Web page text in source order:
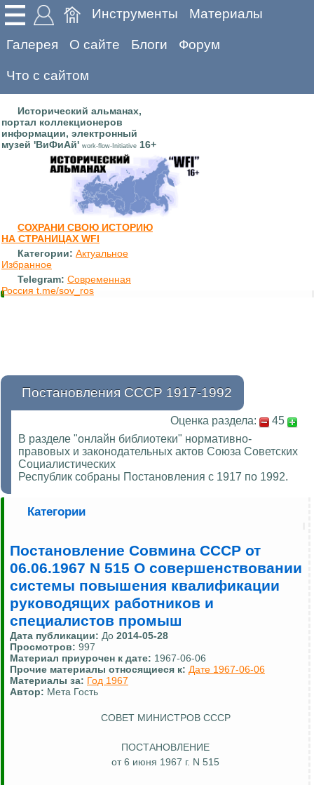
Инструменты Материалы
Галерея О сайте Блоги Форум
Что с сайтом
Исторический альманах,
портал коллекционеров
информации, электронный
музей 'ВиФиАй' work-flow-Initiative 16+
СОХРАНИ СВОЮ ИСТОРИЮ
НА СТРАНИЦАХ WFI
Категории: Актуальное
Избранное
Telegram: Современная
Россия t.me/sov_ros
Постановления СССР 1917-1992
Оценка раздела:
45
В разделе "онлайн библиотеки" нормативно-
правовых и законодательных актов Союза Советских
Социалистических
Республик собраны Постановления с 1917 по 1992.
Категории
Постановление Совмина СССР от
06.06.1967 N 515 О совершенствовании
системы повышения квалификации
руководящих работников и
специалистов промыш
Дата публикации: До 2014-05-28
Просмотров: 997
Материал приурочен к дате: 1967-06-06
Прочие материалы относящиеся к: Дате 1967-06-06
Материалы за: Год 1967
Автор: Мета Гость
СОВЕТ МИНИСТРОВ СССР
ПОСТАНОВЛЕНИЕ
от 6 июня 1967 г. N 515